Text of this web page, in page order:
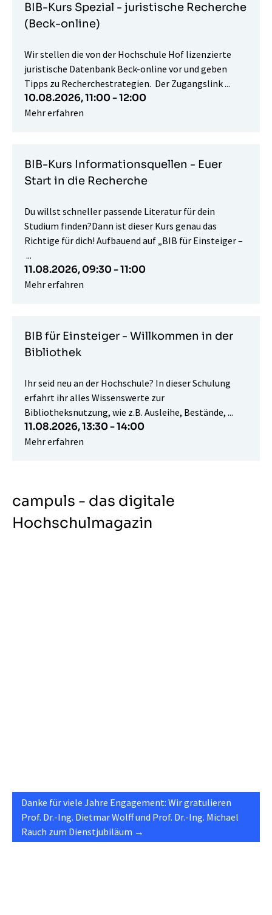
BIB-Kurs Spezial - juristische Recherche
(Beck-online)
Wir stellen die von der Hochschule Hof lizenzierte
juristische Datenbank Beck-online vor und geben
Tipps zu Recherchestrategien. Der Zugangslink ...
10.08.2026,11:00 - 12:00
Mehr erfahren
BIB-Kurs Informationsquellen - Euer
Start in die Recherche
Du willst schneller passende Literatur für dein
Studium finden?Dann ist dieser Kurs genau das
Richtige für dich! Aufbauend auf „BIB für Einsteiger –
...
11.08.2026,09:30 - 11:00
Mehr erfahren
BIB für Einsteiger - Willkommen in der
Bibliothek
Ihr seid neu an der Hochschule? In dieser Schulung
erfahrt ihr alles Wissenswerte zur
Bibliotheksnutzung, wie z.B. Ausleihe, Bestände, ...
11.08.2026,13:30 - 14:00
Mehr erfahren
campuls - das digitale
Hochschulmagazin
Danke für viele Jahre Engagement: Wir gratulieren
Prof. Dr.-Ing. Dietmar Wolff und Prof. Dr.-Ing. Michael
Rauch zum Dienstjubiläum